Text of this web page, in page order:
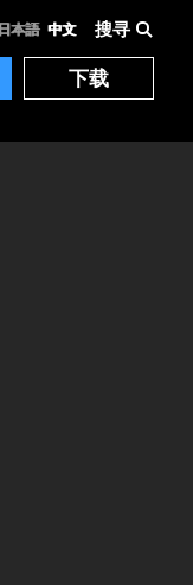
下载
搜寻
日本語 中文